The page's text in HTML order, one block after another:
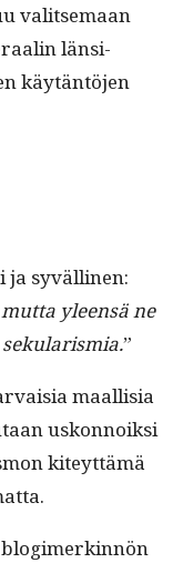
val­it­se­maan
län­si­
käytän­tö­jen
ja syvälli­nen:
yleen­sä ne
”
maal­lisia
uskon­noik­si
kiteyt­tämä